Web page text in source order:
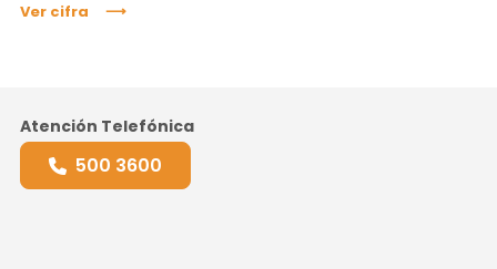
Ver cifra
Atención Telefónica
500 3600